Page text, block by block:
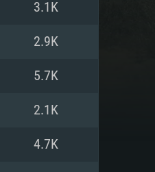
3.1K
2.9K
5.7K
2.1K
4.7K